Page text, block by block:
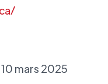
mars 2025